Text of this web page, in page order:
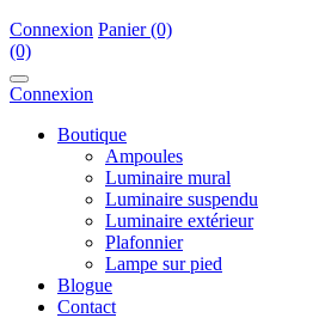
Connexion Panier (0)
(0)
Connexion
Boutique
Ampoules
Luminaire mural
Luminaire suspendu
Luminaire extérieur
Plafonnier
Lampe sur pied
Blogue
Contact